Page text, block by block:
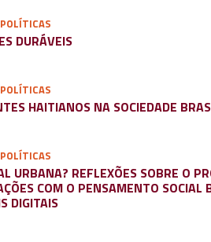
DURÁVEIS
HAITIANOS NA SOCIEDADE
URBANA? REFLEXÕES SOBRE O
COM O PENSAMENTO SOCIAL
DIGITAIS